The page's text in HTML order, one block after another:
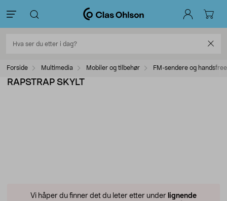
Forside Multimedia Mobiler og tilbehør FM-sendere og handsfree
RAPSTRAP SKYLT
Vi håper du finner det du leter etter under lignende